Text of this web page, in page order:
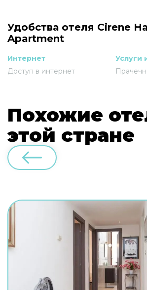
Удобства отеля Cirene
Apartment
Интернет
Доступ в интернет
Услуги
Похожие
этой стране